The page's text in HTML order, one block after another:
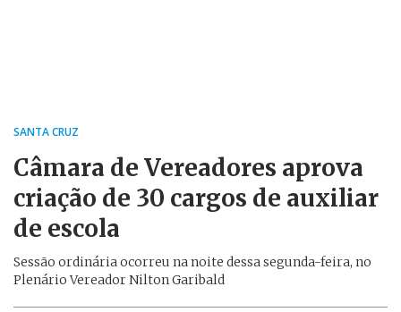
SANTA CRUZ
Câmara de Vereadores aprova
criação de 30 cargos de auxiliar
de escola
Sessão ordinária ocorreu na noite dessa segunda-feira, no
Plenário Vereador Nilton Garibald